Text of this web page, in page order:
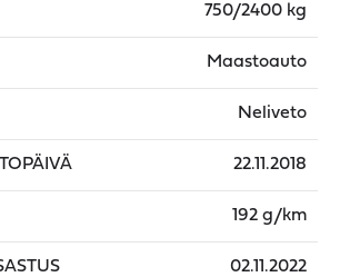
750/2400 kg
Maastoauto
Neliveto
22.11.2018
192 g/km
02.11.2022